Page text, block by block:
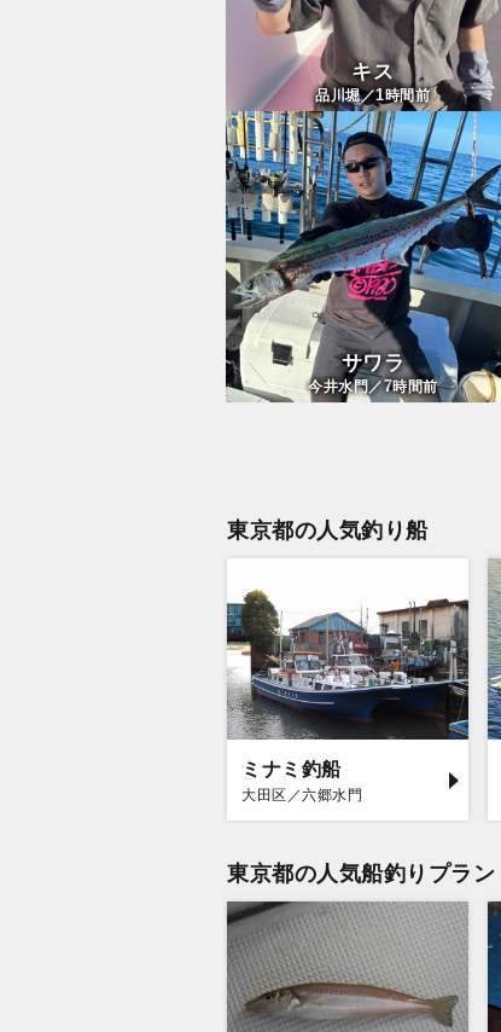
キス
品川堀／1時間前
サワラ
今井水門／7時間前
東京都の人気釣り船
ミナミ釣船
大田区／六郷水門
東京都の人気船釣りプラン